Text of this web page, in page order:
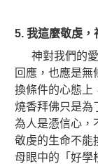
5. 我這麼敬虔，
神對我們的愛
回應，也應是
換條件的心態上
燒香拜佛只是為
為人是憑信心，
敬虔的生命不能
母眼中的「好學